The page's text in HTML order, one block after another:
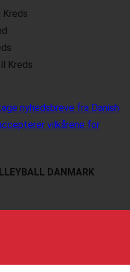
Kreds
nyhedsbreve fra Danish
vilkårene for
DANMARK